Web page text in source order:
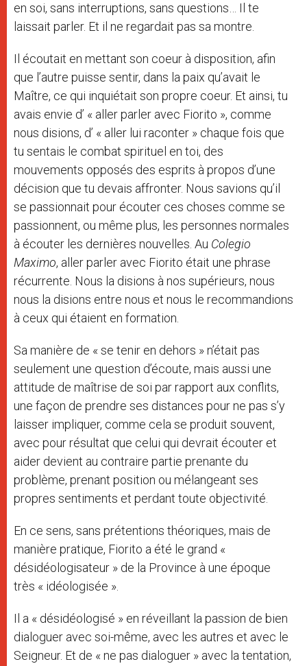
en soi, sans interruptions, sans questions… Il te
laissait parler. Et il ne regardait pas sa montre.
Il écoutait en mettant son coeur à disposition, afin
que l’autre puisse sentir, dans la paix qu’avait le
Maître, ce qui inquiétait son propre coeur. Et ainsi, tu
avais envie d’ « aller parler avec Fiorito », comme
nous disions, d’ « aller lui raconter » chaque fois que
tu sentais le combat spirituel en toi, des
mouvements opposés des esprits à propos d’une
décision que tu devais affronter. Nous savions qu’il
se passionnait pour écouter ces choses comme se
passionnent, ou même plus, les personnes normales
à écouter les dernières nouvelles. Au Colegio
Maximo, aller parler avec Fiorito était une phrase
récurrente. Nous la disions à nos supérieurs, nous
nous la disions entre nous et nous le recommandions
à ceux qui étaient en formation.
Sa manière de « se tenir en dehors » n’était pas
seulement une question d’écoute, mais aussi une
attitude de maîtrise de soi par rapport aux conflits,
une façon de prendre ses distances pour ne pas s’y
laisser impliquer, comme cela se produit souvent,
avec pour résultat que celui qui devrait écouter et
aider devient au contraire partie prenante du
problème, prenant position ou mélangeant ses
propres sentiments et perdant toute objectivité.
En ce sens, sans prétentions théoriques, mais de
manière pratique, Fiorito a été le grand «
désidéologisateur » de la Province à une époque
très « idéologisée ».
Il a « désidéologisé » en réveillant la passion de bien
dialoguer avec soi-même, avec les autres et avec le
Seigneur. Et de « ne pas dialoguer » avec la tentation,